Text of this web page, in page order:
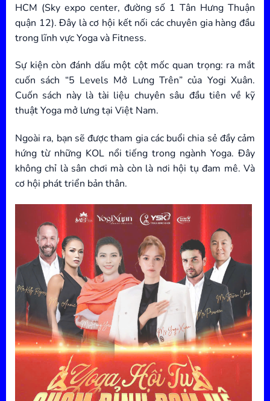
HCM (Sky expo center, đường số 1 Tân Hưng Thuận
quận 12). Đây là cơ hội kết nối các chuyên gia hàng đầu
trong lĩnh vực Yoga và Fitness.
Sự kiện còn đánh dấu một cột mốc quan trọng: ra mắt
cuốn sách “5 Levels Mở Lưng Trên” của Yogi Xuân.
Cuốn sách này là tài liệu chuyên sâu đầu tiên về kỹ
thuật Yoga mở lưng tại Việt Nam.
Ngoài ra, bạn sẽ được tham gia các buổi chia sẻ đầy cảm
hứng từ những KOL nổi tiếng trong ngành Yoga. Đây
không chỉ là sân chơi mà còn là nơi hội tụ đam mê. Và
cơ hội phát triển bản thân.